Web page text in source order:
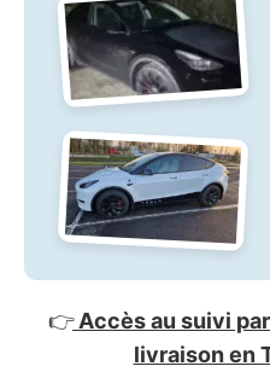
👉 Accès au suivi
livraison en